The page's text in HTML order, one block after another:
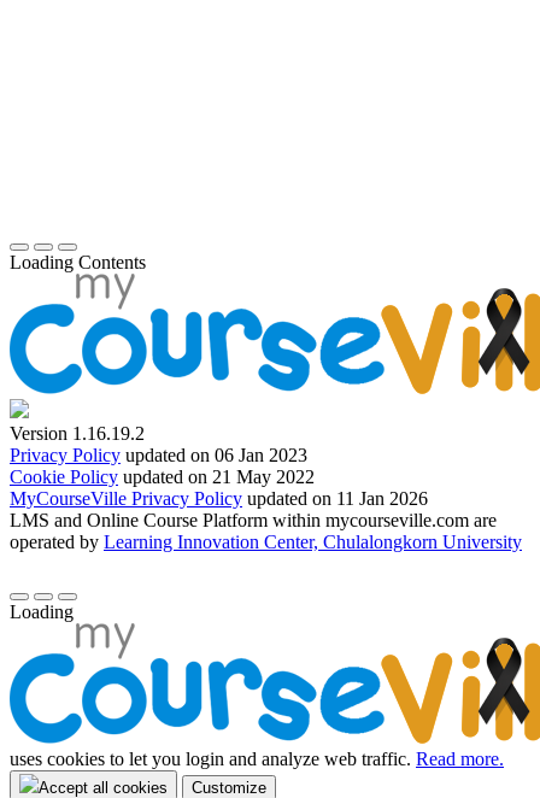
Loading Contents
Version 1.16.19.2
Privacy Policy updated on 06 Jan 2023
Cookie Policy updated on 21 May 2022
MyCourseVille Privacy Policy updated on 11 Jan 2026
LMS and Online Course Platform within mycourseville.com are
operated by Learning Innovation Center, Chulalongkorn University
Loading
uses cookies to let you login and analyze web traffic. Read more.
Accept all cookies Customize